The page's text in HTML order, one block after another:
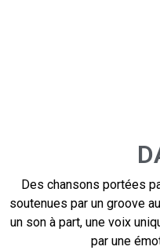
Des chansons portées
soutenues par un groove
un son à part, une voix
par une